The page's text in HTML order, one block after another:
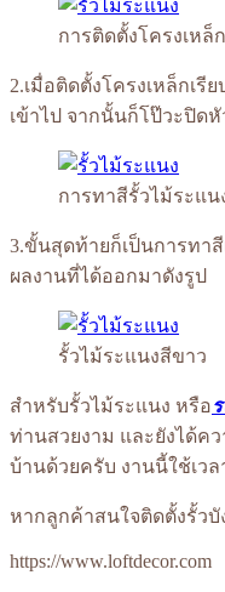
การติดตั้งโครงเหล็
2.เมื่อติดตั้งโครงเหล็กเรี
เข้าไป จากนั้นก็โป๊วะปิด
การทาสีรั้วไม้ระแน
3.ขั้นสุดท้ายก็เป็นการทา
ผลงานที่ได้ออกมาดังรูป
รั้วไม้ระแนงสีขาว
สำหรับรั้วไม้ระแนง หรือ
ท่านสวยงาม และยังได้ค
บ้านด้วยครับ งานนี้ใช้เว
หากลูกค้าสนใจติดตั้งรั้ว
https://www.loftdecor.com